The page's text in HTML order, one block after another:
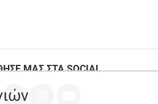
ΜΑΣ ΣΤΑ SOCIAL